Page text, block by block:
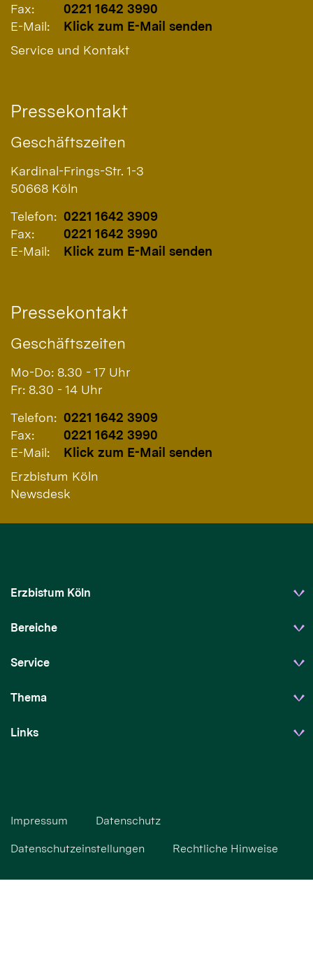
Fax:
0221 1642 3990
E-Mail:
Klick zum E-Mail senden
Service und Kontakt
Pressekontakt
Geschäftszeiten
Kardinal-Frings-Str. 1-3
50668 Köln
Telefon: 0221 1642 3909
Fax:
0221 1642 3990
E-Mail:
Klick zum E-Mail senden
Pressekontakt
Geschäftszeiten
Mo-Do: 8.30 - 17 Uhr
Fr: 8.30 - 14 Uhr
Telefon: 0221 1642 3909
Fax:
0221 1642 3990
E-Mail:
Klick zum E-Mail senden
Erzbistum Köln
Newsdesk
Erzbistum Köln
Bereiche
Service
Thema
Links
Impressum Datenschutz
Datenschutzeinstellungen Rechtliche Hinweise